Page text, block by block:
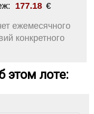
177.18 €
ежемесячного
конкретного
этом лоте: